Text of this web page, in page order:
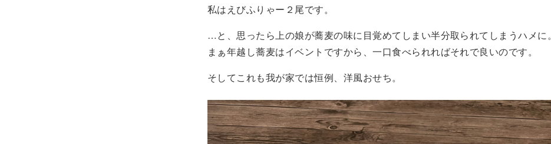
私はえびふりゃー２尾です。
…と、思ったら上の娘が蕎麦の味に目覚めてしまい半分取られてしまうハメに。
まぁ年越し蕎麦はイベントですから、一口食べられればそれで良いのです。
そしてこれも我が家では恒例、洋風おせち。